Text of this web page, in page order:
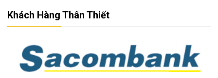
Khách Hàng Thân Thiết